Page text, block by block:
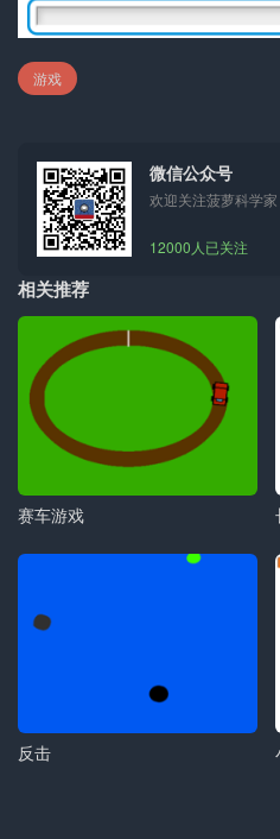
游戏
微信公众号
欢迎关注菠萝科学家
12000人已关注
相关推荐
赛车游戏
反击